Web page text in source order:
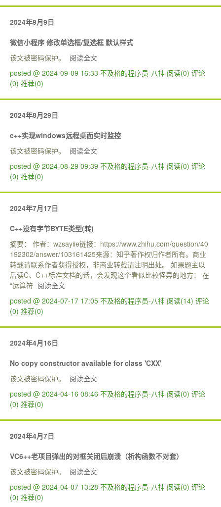
2024年9月9日
微信小程序 修改单选框/复选框 默认样式
该文被密码保护。
阅读全文
posted @ 2024-09-09 16:33 不及格的程序员-八神 阅读(0) 评论
(0) 推荐(0)
2024年8月29日
c++实现windows远程桌面实时监控
该文被密码保护。
阅读全文
posted @ 2024-08-29 09:39 不及格的程序员-八神 阅读(0) 评论
(0) 推荐(0)
2024年7月17日
C++没有字节BYTE类型(转)
摘要： 作者：wzsayiie链接：https://www.zhihu.com/question/40
192302/answer/103161425来源：知乎著作权归作者所有。商业
转载请联系作者获得授权，非商业转载请注明出处。 如果题主以
后读C、C++标准文档的话，会发现这个看似比较怪异的地方： 在
“运算符 阅读全文
posted @ 2024-07-17 17:05 不及格的程序员-八神 阅读(14) 评论
(0) 推荐(0)
2024年4月16日
No copy constructor available for class 'CXX'
该文被密码保护。
阅读全文
posted @ 2024-04-16 08:46 不及格的程序员-八神 阅读(0) 评论
(0) 推荐(0)
2024年4月7日
VC6++老项目弹出的对框关闭后崩溃（析构函数不对套）
该文被密码保护。
阅读全文
posted @ 2024-04-07 13:28 不及格的程序员-八神 阅读(0) 评论
(0) 推荐(0)